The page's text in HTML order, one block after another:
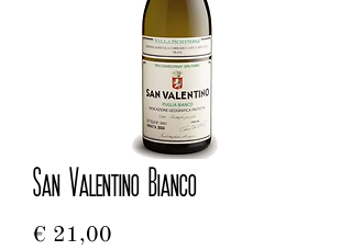
San Valentino Bianco
€ 21,00